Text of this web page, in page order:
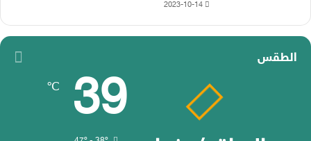
2023-10-14
الطقس
39
℃